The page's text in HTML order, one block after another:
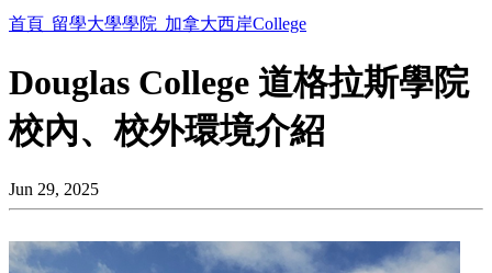
首頁 留學大學學院 加拿大西岸College
Douglas College 道格拉斯學院
校內、校外環境介紹
Jun 29, 2025